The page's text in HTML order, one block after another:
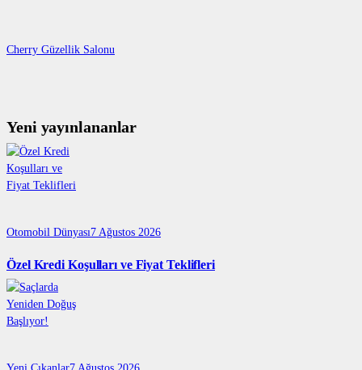
Cherry Güzellik Salonu
Yeni yayınlananlar
Otomobil Dünyası7 Ağustos 2026
Özel Kredi Koşulları ve Fiyat Teklifleri